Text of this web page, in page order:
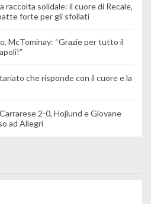
raccolta solidale: il cuore di Recale,
forte per gli sfollati
McTominay: “Grazie per tutto il
che risponde con il cuore e la
2-0, Hojlund e Giovane
ad Allegri